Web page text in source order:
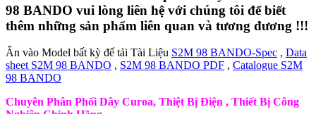
98 BANDO vui lòng liên hệ với chúng tôi để biết
thêm những sản phẩm liên quan và tương đương !!!
Ân vào Model bất kỳ để tải Tài Liệu S2M 98 BANDO-Spec , Data
sheet S2M 98 BANDO , S2M 98 BANDO PDF , Catalogue S2M
98 BANDO
Chuyên Phân Phối Dây Curoa, Thiệt Bị Điện , Thiết Bị Công